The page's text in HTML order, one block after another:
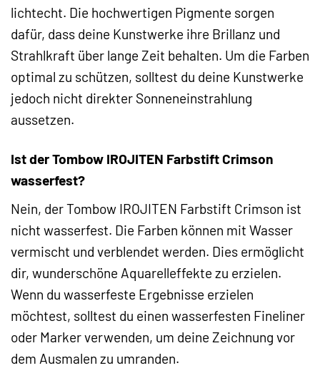
lichtecht. Die hochwertigen Pigmente sorgen
dafür, dass deine Kunstwerke ihre Brillanz und
Strahlkraft über lange Zeit behalten. Um die Farben
optimal zu schützen, solltest du deine Kunstwerke
jedoch nicht direkter Sonneneinstrahlung
aussetzen.
Ist der Tombow IROJITEN Farbstift Crimson
wasserfest?
Nein, der Tombow IROJITEN Farbstift Crimson ist
nicht wasserfest. Die Farben können mit Wasser
vermischt und verblendet werden. Dies ermöglicht
dir, wunderschöne Aquarelleffekte zu erzielen.
Wenn du wasserfeste Ergebnisse erzielen
möchtest, solltest du einen wasserfesten Fineliner
oder Marker verwenden, um deine Zeichnung vor
dem Ausmalen zu umranden.